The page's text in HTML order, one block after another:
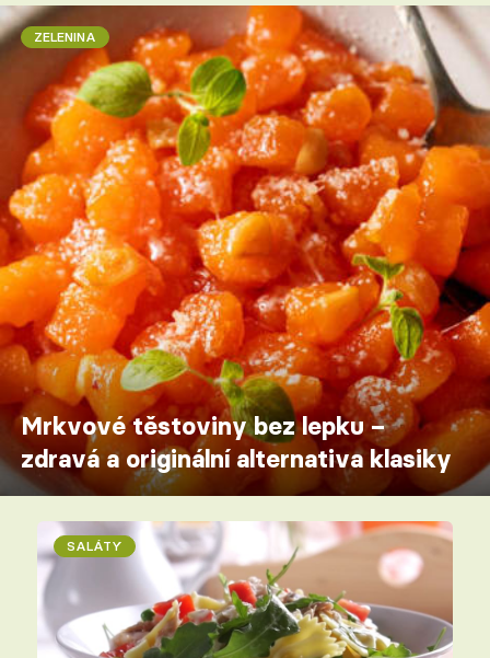
ZELENINA
Mrkvové těstoviny bez lepku –
zdravá a originální alternativa klasiky
SALÁTY